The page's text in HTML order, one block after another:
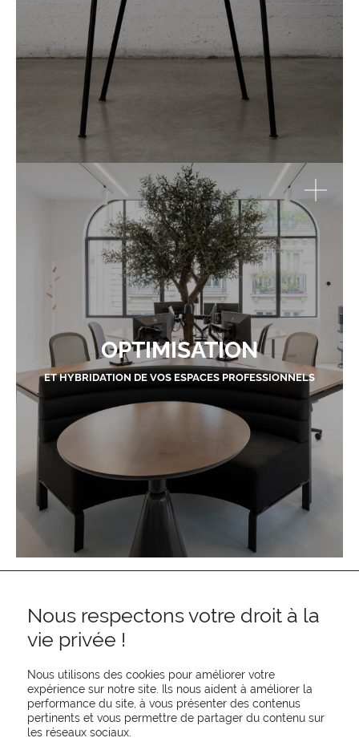
OPTIMISATION
ET HYBRIDATION DE VOS ESPACES PROFESSIONNELS
REJOIGNEZ-NOUS
Nous respectons votre droit à la
vie privée !
Nous utilisons des cookies pour améliorer votre
expérience sur notre site. Ils nous aident à améliorer la
performance du site, à vous présenter des contenus
pertinents et vous permettre de partager du contenu sur
les réseaux sociaux.